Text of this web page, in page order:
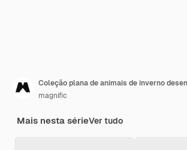
Coleção plana de animais de inverno
magnific
Mais nesta sérieVer tudo